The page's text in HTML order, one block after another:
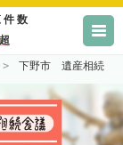
数
超
下野市 遺産相続